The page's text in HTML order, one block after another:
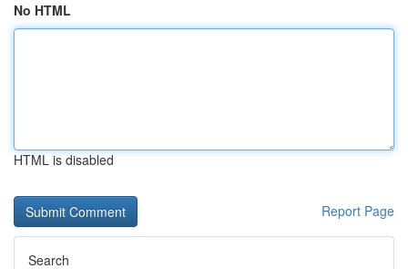
No HTML
HTML is disabled
Report Page
Search